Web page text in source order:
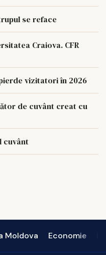
se reface
Craiova. CFR
vizitatori în 2026
de cuvânt creat cu
cuvânt
Moldova Economie